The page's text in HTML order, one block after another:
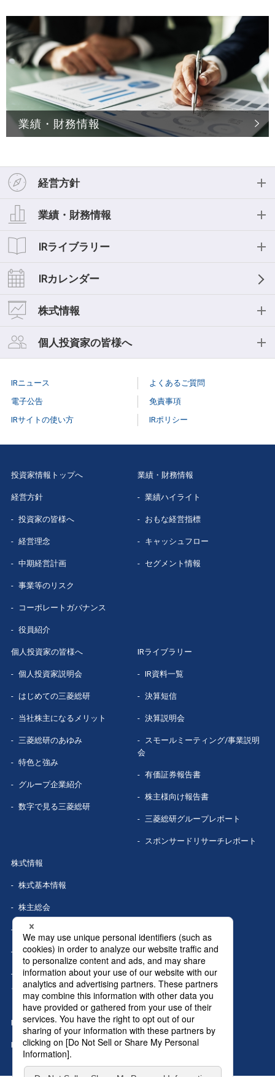
経営方針
経営方針
投資家の皆様へ
中期経営計画
事業等のリスク
役員紹介
業績・財務情報
業績・財務情報
業績ハイライト
キャッシュフロー
セグメント情報
IRライブラリー
IRライブラリー
IR資料一覧
決算説明会
スモールミーティング/事業説明会
有価証券報告書
株主様向け報告書
三菱総研グループレポート
スポンサードリサーチレポート
IRカレンダー
株式情報
株式情報
株主総会
株式事務手続き
株価情報（Yahoo!ファイナンス）
個人投資家の皆様へ
個人投資家説明会
特色と強み
グループ企業
数字で見る
IRニュース
よくあるご質問
電子公告
免責事項
IRサイトの使い方
IRポリシー
業績・財務情報
投資家情報トップへ
経営方針
投資家の皆様へ
経営理念
中期経営計画
事業等のリスク
コーポレートガバナンス
役員紹介
業績・財務情報
業績ハイライト
おもな経営指標
キャッシュフロー
セグメント情報
個人投資家の皆様へ
個人投資家説明会
はじめての三菱総研
当社株主になる メリット
三菱総研のあゆみ
特色と強み
グループ企業紹介
数字で見る三菱総研
IRライブラリー
IR資料一覧
決算短信
決算説明会
スモールミーティング/事業説明
会
有価証券報告書
株主様向け報告書
三菱総研グループレポート
スポンサードリサーチレポート
株式情報
株式基本情報
株主総会
株式事務手続き
配当情報
株価情報（Yahoo!ファイナン
ス）
IRカレンダー IRニュース
MRIグランドトップへ